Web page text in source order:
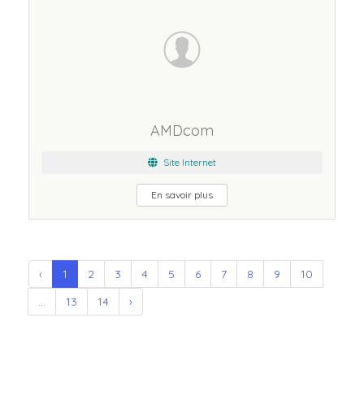
AMDcom
Site Internet
En savoir plus
‹ 1 2 3 4 5 6 7 8 9
10
...
13 14 ›